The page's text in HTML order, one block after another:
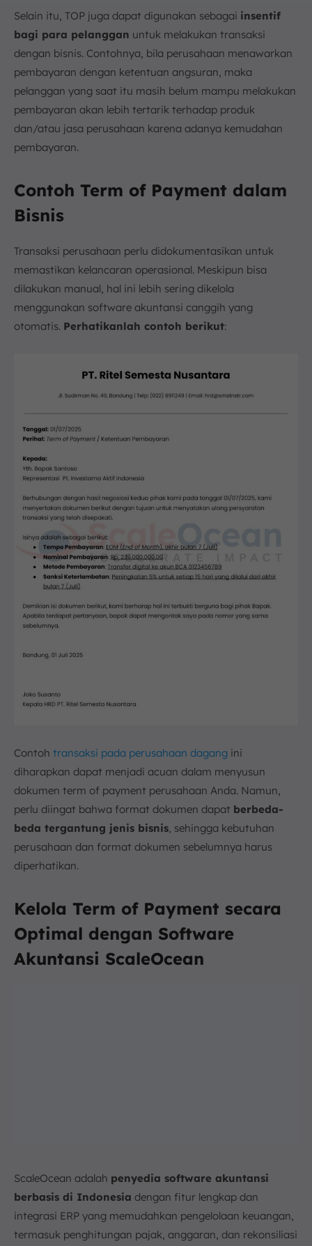
Selain itu, TOP juga dapat digunakan sebagai insentif
bagi para pelanggan untuk melakukan transaksi
dengan bisnis. Contohnya, bila perusahaan menawarkan
pembayaran dengan ketentuan angsuran, maka
pelanggan yang saat itu masih belum mampu melakukan
pembayaran akan lebih tertarik terhadap produk
dan/atau jasa perusahaan karena adanya kemudahan
pembayaran.
Contoh Term of Payment dalam
Bisnis
Transaksi perusahaan perlu didokumentasikan untuk
memastikan kelancaran operasional. Meskipun bisa
dilakukan manual, hal ini lebih sering dikelola
menggunakan software akuntansi canggih yang
otomatis. Perhatikanlah contoh berikut:
Contoh transaksi pada perusahaan dagang ini
diharapkan dapat menjadi acuan dalam menyusun
dokumen term of payment perusahaan Anda. Namun,
perlu diingat bahwa format dokumen dapat berbeda-
beda tergantung jenis bisnis , sehingga kebutuhan
perusahaan dan format dokumen sebelumnya harus
diperhatikan.
Kelola Term of Payment secara
Optimal dengan Software
Akuntansi ScaleOcean
ScaleOcean adalah penyedia software akuntansi
berbasis di Indonesia dengan fitur lengkap dan
integrasi ERP yang memudahkan pengelolaan keuangan,
termasuk penghitungan pajak, anggaran, dan rekonsiliasi